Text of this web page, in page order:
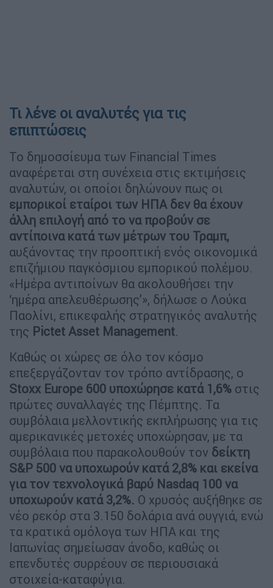
Τι λένε οι αναλυτές για τις
επιπτώσεις
Το δημοσσίευμα των Financial Times
αναφέρεται στη συνέχεια στις εκτιμήσεις
αναλυτών, οι οποίοι δηλώνουν πως οι
εμπορικοί εταίροι των ΗΠΑ δεν θα έχουν
άλλη επιλογή από το να προβούν σε
αντίποινα κατά των μέτρων του Τραμπ,
αυξάνοντας την προοπτική ενός οικονομικά
επιζήμιου παγκόσμιου εμπορικού πολέμου.
«Ημέρα αντιποίνων θα ακολουθήσει την
‘ημέρα απελευθέρωσης’», δήλωσε ο Λούκα
Παολίνι, επικεφαλής στρατηγικός αναλυτής
της Pictet Asset Management.
Καθώς οι χώρες σε όλο τον κόσμο
επεξεργάζονταν τον τρόπο αντίδρασης, ο
Stoxx Europe 600 υποχώρησε κατά 1,6% στις
πρώτες συναλλαγές της Πέμπτης. Τα
συμβόλαια μελλοντικής εκπλήρωσης για τις
αμερικανικές μετοχές υποχώρησαν, με τα
συμβόλαια που παρακολουθούν τον δείκτη
S&P 500 να υποχωρούν κατά 2,8% και εκείνα
για τον τεχνολογικά βαρύ Nasdaq 100 να
υποχωρούν κατά 3,2%. Ο χρυσός αυξήθηκε σε
νέο ρεκόρ στα 3.150 δολάρια ανά ουγγιά, ενώ
τα κρατικά ομόλογα των ΗΠΑ και της
Ιαπωνίας σημείωσαν άνοδο, καθώς οι
επενδυτές συρρέουν σε περιουσιακά
στοιχεία-καταφύγια.